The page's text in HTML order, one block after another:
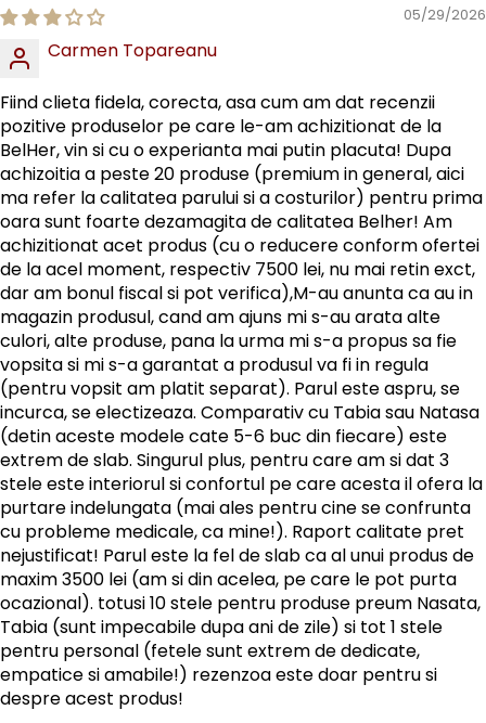
05/29/2026
Carmen Topareanu
Fiind clieta fidela, corecta, asa cum am dat recenzii
pozitive produselor pe care le-am achizitionat de la
BelHer, vin si cu o experianta mai putin placuta! Dupa
achizoitia a peste 20 produse (premium in general, aici
ma refer la calitatea parului si a costurilor) pentru prima
oara sunt foarte dezamagita de calitatea Belher! Am
achizitionat acet produs (cu o reducere conform ofertei
de la acel moment, respectiv 7500 lei, nu mai retin exct,
dar am bonul fiscal si pot verifica),M-au anunta ca au in
magazin produsul, cand am ajuns mi s-au arata alte
culori, alte produse, pana la urma mi s-a propus sa fie
vopsita si mi s-a garantat a produsul va fi in regula
(pentru vopsit am platit separat). Parul este aspru, se
incurca, se electizeaza. Comparativ cu Tabia sau Natasa
(detin aceste modele cate 5-6 buc din fiecare) este
extrem de slab. Singurul plus, pentru care am si dat 3
stele este interiorul si confortul pe care acesta il ofera la
purtare indelungata (mai ales pentru cine se confrunta
cu probleme medicale, ca mine!). Raport calitate pret
nejustificat! Parul este la fel de slab ca al unui produs de
maxim 3500 lei (am si din acelea, pe care le pot purta
ocazional). totusi 10 stele pentru produse preum Nasata,
Tabia (sunt impecabile dupa ani de zile) si tot 1 stele
pentru personal (fetele sunt extrem de dedicate,
empatice si amabile!) rezenzoa este doar pentru si
despre acest produs!